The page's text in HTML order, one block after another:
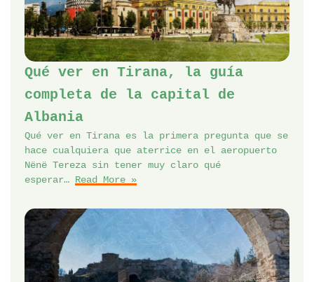
Qué ver en Tirana, la guía
completa de la capital de
Albania
Qué ver en Tirana es la primera pregunta que se
hace cualquiera que aterrice en el aeropuerto
Nënë Tereza sin tener muy claro qué
esperar… Read More »